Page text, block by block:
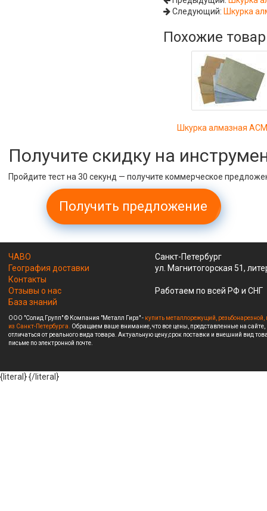
Следующий: Шкурка
Похожие
Шкурка алмазная
Получите скидку на
Пройдите тест на 30 секунд — получите коммерческое
Получить предложение
ЧАВО
География доставки
Контакты
Отзывы о нас
База знаний
Санкт-Петербург
ул. Магнитогорская 51,
Работаем по всей РФ и СНГ
ООО "Солид Групп" © Компания "Металл Гирз" - купить металлорежущий,
из Санкт-Петербурга. Обращаем ваше внимание, что все цены, представленные на
отличаться от реального вида товара. Актуальную цену,срок поставки и внешний вид
письме по электронной почте.
{literal}{/literal}